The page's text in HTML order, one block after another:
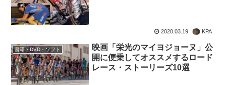
2020.03.19 KPA
書籍・DVD・ソフト
映画「栄光のマイヨジョーヌ」公
開に便乗してオススメするロード
レース・ストーリーズ10選